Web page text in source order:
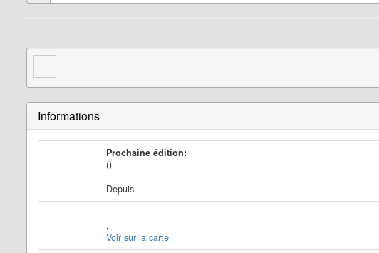
Informations
Prochaine édition:
()
Depuis
,
Voir sur la carte